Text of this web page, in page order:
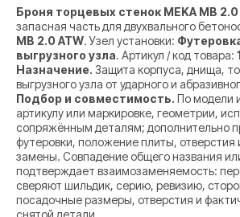
Броня торцевых стенок MEKA MB 2.0
запасная часть для двухвального
MB 2.0 ATW. Узел установки:
выгрузного узла. Артикул / код товара:
Назначение. Защита корпуса, днища,
выгрузного узла от ударного и
Подбор и совместимость. По модели
артикулу или маркировке, геометрии,
сопряжённым деталям; дополнительно
футеровки, положение плиты, отверстия
замены. Совпадение общего названия
подтверждает взаимозаменяемость:
сверяют шильдик, серию, ревизию,
посадочные размеры, отверстия и